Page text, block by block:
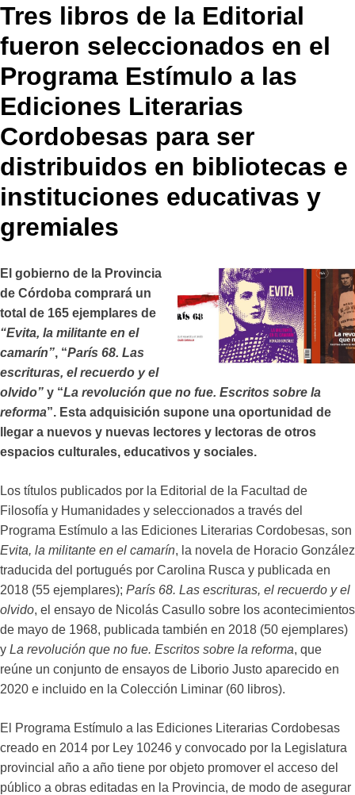
Tres libros de la Editorial
fueron seleccionados en el
Programa Estímulo a las
Ediciones Literarias
Cordobesas para ser
distribuidos en bibliotecas e
instituciones educativas y
gremiales
El gobierno de la Provincia
de Córdoba comprará un
total de 165 ejemplares de
“Evita, la militante en el
camarín”, “París 68. Las
escrituras, el recuerdo y el
olvido” y “La revolución que no fue. Escritos sobre la
reforma”. Esta adquisición supone una oportunidad de
llegar a nuevos y nuevas lectores y lectoras de otros
espacios culturales, educativos y sociales.
Los títulos publicados por la Editorial de la Facultad de
Filosofía y Humanidades y seleccionados a través del
Programa Estímulo a las Ediciones Literarias Cordobesas, son
Evita, la militante en el camarín, la novela de Horacio González
traducida del portugués por Carolina Rusca y publicada en
2018 (55 ejemplares); París 68. Las escrituras, el recuerdo y el
olvido, el ensayo de Nicolás Casullo sobre los acontecimientos
de mayo de 1968, publicada también en 2018 (50 ejemplares)
y La revolución que no fue. Escritos sobre la reforma, que
reúne un conjunto de ensayos de Liborio Justo aparecido en
2020 e incluido en la Colección Liminar (60 libros).
El Programa Estímulo a las Ediciones Literarias Cordobesas
creado en 2014 por Ley 10246 y convocado por la Legislatura
provincial año a año tiene por objeto promover el acceso del
público a obras editadas en la Provincia, de modo de asegurar